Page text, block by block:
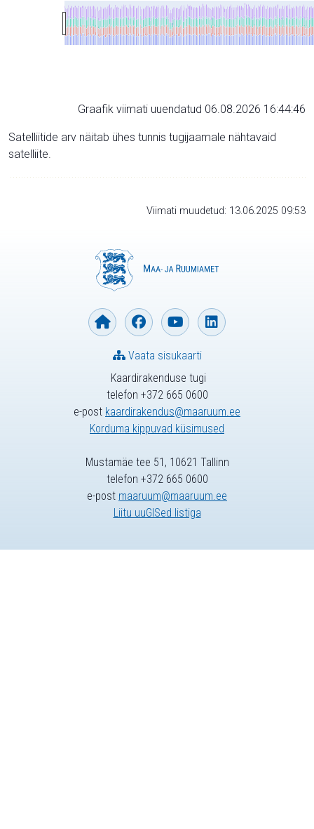
Graafik viimati uuendatud 06.08.2026 16:44:46
Satelliitide arv näitab ühes tunnis tugijaamale nähtavaid
satelliite.
Viimati muudetud: 13.06.2025 09:53
Kaardirakenduse tugi
telefon +372 665 0600
e-post kaardirakendus@maaruum.ee
Korduma kippuvad küsimused
Vaata sisukaarti
Mustamäe tee 51, 10621 Tallinn
telefon +372 665 0600
e-post maaruum@maaruum.ee
Liitu uuGISed listiga